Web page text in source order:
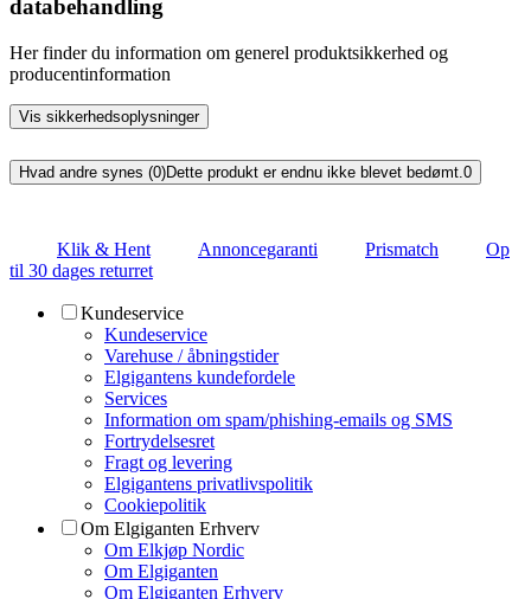
databehandling
Her finder du information om generel produktsikkerhed og
producentinformation
Vis sikkerhedsoplysninger
Hvad andre synes (0)Dette produkt er endnu ikke blevet bedømt. 0
Klik & Hent Annoncegaranti Prismatch
Op
til 30 dages returret
Kundeservice
Kundeservice
Varehuse / åbningstider
Elgigantens kundefordele
Services
Information om spam/phishing-emails og SMS
Fortrydelsesret
Fragt og levering
Elgigantens privatlivspolitik
Cookiepolitik
Om Elgiganten Erhverv
Om Elkjøp Nordic
Om Elgiganten
Om Elgiganten Erhverv